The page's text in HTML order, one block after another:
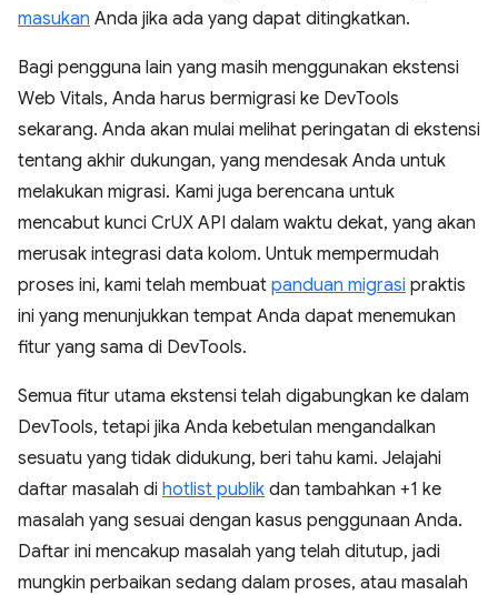
masukan Anda jika ada yang dapat ditingkatkan.
Bagi pengguna lain yang masih menggunakan ekstensi
Web Vitals, Anda harus bermigrasi ke DevTools
sekarang. Anda akan mulai melihat peringatan di ekstensi
tentang akhir dukungan, yang mendesak Anda untuk
melakukan migrasi. Kami juga berencana untuk
mencabut kunci CrUX API dalam waktu dekat, yang akan
merusak integrasi data kolom. Untuk mempermudah
proses ini, kami telah membuat panduan migrasi praktis
ini yang menunjukkan tempat Anda dapat menemukan
fitur yang sama di DevTools.
Semua fitur utama ekstensi telah digabungkan ke dalam
DevTools, tetapi jika Anda kebetulan mengandalkan
sesuatu yang tidak didukung, beri tahu kami. Jelajahi
daftar masalah di hotlist publik dan tambahkan +1 ke
masalah yang sesuai dengan kasus penggunaan Anda.
Daftar ini mencakup masalah yang telah ditutup, jadi
mungkin perbaikan sedang dalam proses, atau masalah